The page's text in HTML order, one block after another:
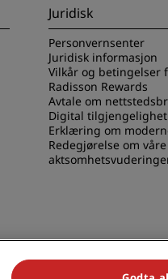
Juridisk
Personvernsenter
Juridisk informasjon
Vilkår og betingelser
Radisson Rewards
Avtale om
Digital tilgjengelighet
Erklæring om
Redegjørelse om våre